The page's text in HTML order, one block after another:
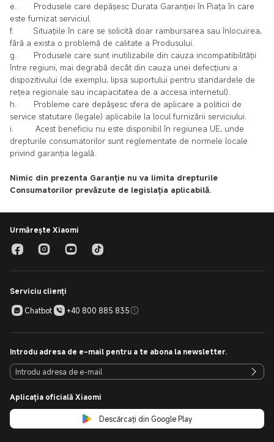
e. Produsele care depășesc Durata Garanției în Piața în care
este furnizat serviciul.
f. Situațiile în care se solicită doar rambursarea sau înlocuirea,
fără a exista o problemă de calitate a Produsului.
g. Produsele care sunt inutilizabile din cauza incompatibilității
între regiuni, mai degrabă decât din cauza unei defecțiuni a
dispozitivului (de exemplu, lipsa suportului pentru standardele de
rețea regionale sau incapacitatea de a accesa internetul).
h. Probleme care depășesc sfera de aplicare a politicii de
service statutare (legale) aplicabile la locul furnizării serviciului.
i. Acest beneficiu nu este disponibil în regiunea UE, unde
drepturile consumatorilor sunt reglementate de normele locale
privind garanția legală.
Nimic din prezenta Garanție nu va limita drepturile
Consumatorilor prevăzute de legislația aplicabilă.
Urmărește Xiaomi
Serviciu clienți
Chatbot
+40 800 885 835
Introdu adresa de e-mail pentru a te abona la newsletter.
Aplicația oficială Xiaomi
Descărcați din Google Play